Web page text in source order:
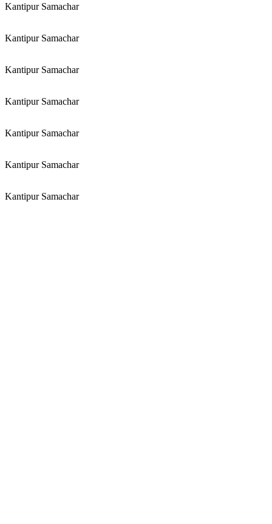
Kantipur Samachar
Kantipur Samachar
Kantipur Samachar
Kantipur Samachar
Kantipur Samachar
Kantipur Samachar
Kantipur Samachar